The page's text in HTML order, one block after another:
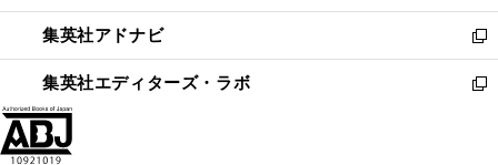
開
く
ウ
で
開
く
ン
ド
ウ
で
ウ
ィ
ン
ド
集英社アドナビ
新
し
い
集英社エディターズ・ラボ
新